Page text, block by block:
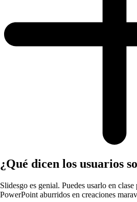
¿Qué dicen los usuarios
Slidesgo es genial. Puedes usarlo en
PowerPoint aburridos en creaciones